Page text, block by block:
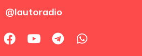
@lautoradio